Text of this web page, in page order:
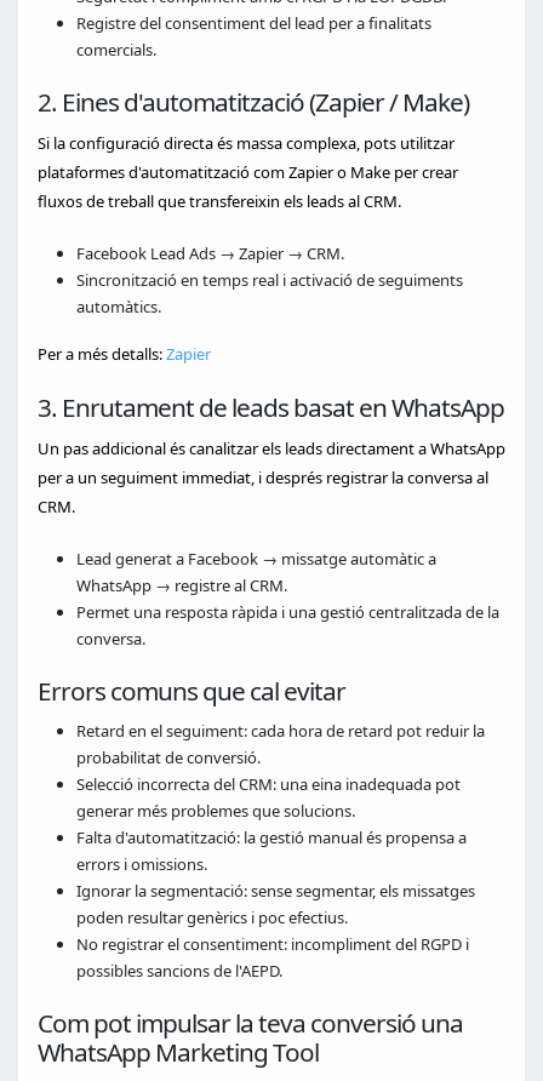
Registre del consentiment del lead per a finalitats
comercials.
2. Eines d'automatització (Zapier / Make)
Si la configuració directa és massa complexa, pots utilitzar
plataformes d'automatització com Zapier o Make per crear
fluxos de treball que transfereixin els leads al CRM.
Facebook Lead Ads → Zapier → CRM.
Sincronització en temps real i activació de seguiments
automàtics.
Per a més detalls:Zapier
3. Enrutament de leads basat en WhatsApp
Un pas addicional és canalitzar els leads directament a WhatsApp
per a un seguiment immediat, i després registrar la conversa al
CRM.
Lead generat a Facebook → missatge automàtic a
WhatsApp → registre al CRM.
Permet una resposta ràpida i una gestió centralitzada de la
conversa.
Errors comuns que cal evitar
Retard en el seguiment: cada hora de retard pot reduir la
probabilitat de conversió.
Selecció incorrecta del CRM: una eina inadequada pot
generar més problemes que solucions.
Falta d'automatització: la gestió manual és propensa a
errors i omissions.
Ignorar la segmentació: sense segmentar, els missatges
poden resultar genèrics i poc efectius.
No registrar el consentiment: incompliment del RGPD i
possibles sancions de l'AEPD.
Com pot impulsar la teva conversió una
WhatsApp Marketing Tool